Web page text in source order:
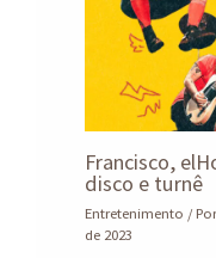
Francisco,
disco e turnê
Entretenimento /
de 2023